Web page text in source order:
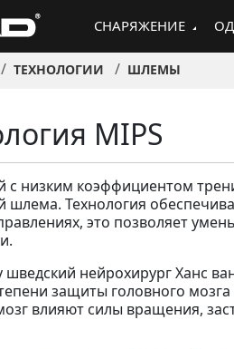
СНАРЯЖЕНИЕ
ТЕХНОЛОГИИ ШЛЕМЫ
MIPS
с низким коэффициентом
шлема. Технология
это позволяет
шведский нейрохирург Ханс
защиты головного мозга
влияют силы вращения,